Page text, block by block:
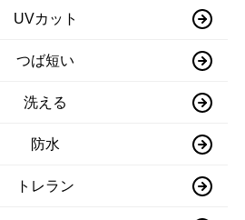
UVカット
つば短い
洗える
防水
トレラン